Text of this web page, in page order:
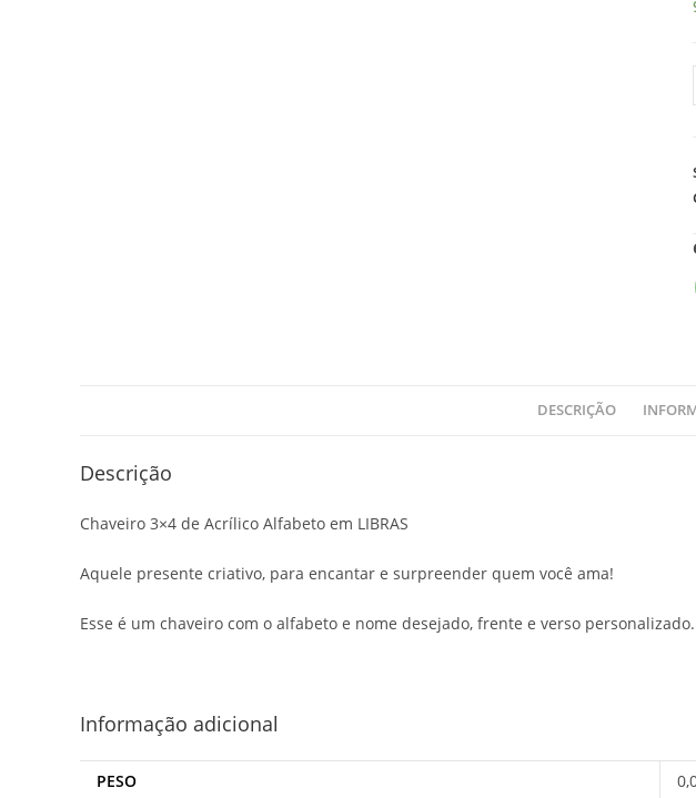
DESCRIÇÃO
Descrição
Chaveiro 3×4 de Acrílico Alfabeto em LIBRAS
Aquele presente criativo, para encantar e surpreender quem você ama!
Esse é um chaveiro com o alfabeto e nome desejado, frente e verso personalizado.
Informação adicional
PESO